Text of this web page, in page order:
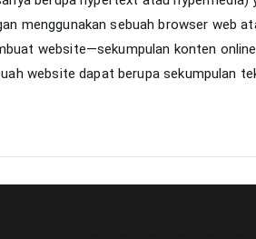
menggunakan sebuah browser web
website—sekumpulan konten
website dapat berupa sekumpulan